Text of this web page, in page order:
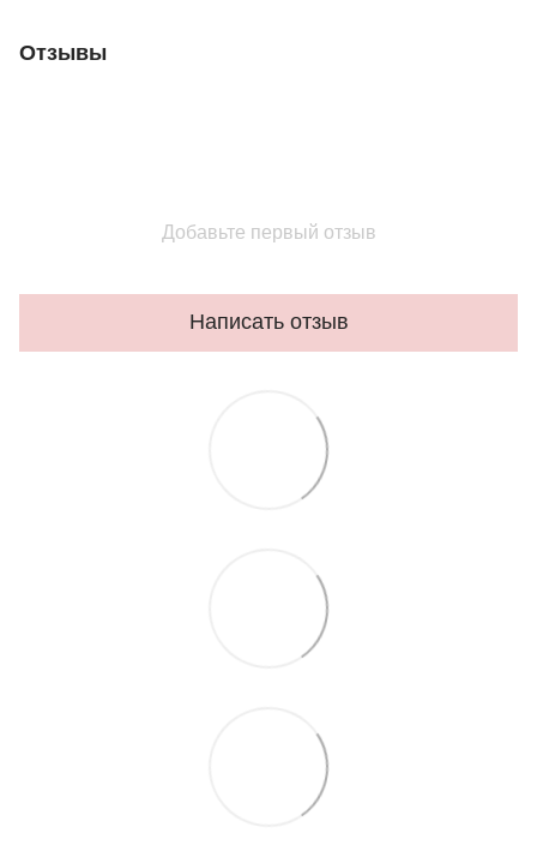
Отзывы
Добавьте первый отзыв
Написать отзыв